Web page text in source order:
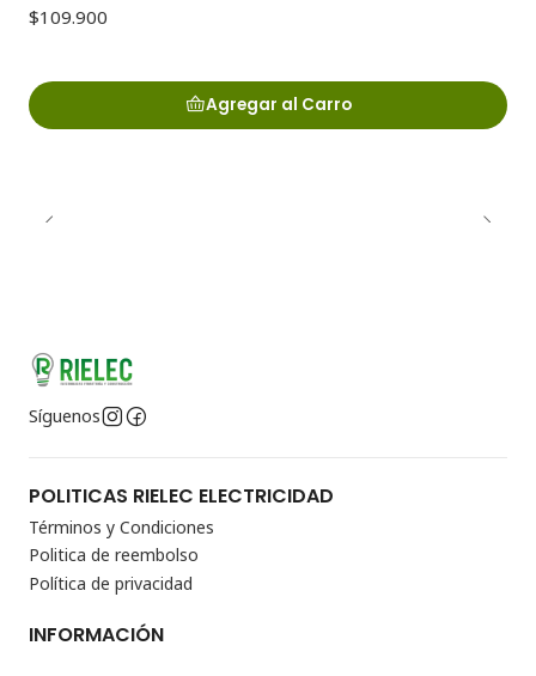
$109.900
Agregar al Carro
Síguenos
POLITICAS RIELEC ELECTRICIDAD
Términos y Condiciones
Politica de reembolso
Política de privacidad
INFORMACIÓN